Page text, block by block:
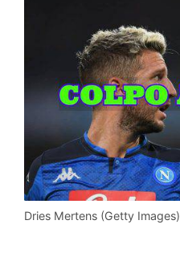
Dries Mertens (Getty Images)